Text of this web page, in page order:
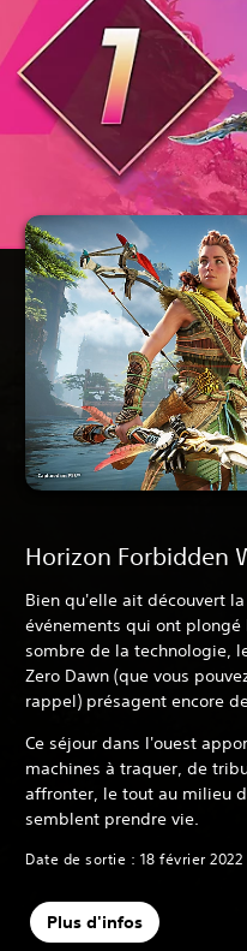
Horizon Forbidden
Bien qu'elle ait découvert
événements qui ont
sombre de la technologie,
Zero Dawn (que vous
rappel) présagent encore
Ce séjour dans l'ouest
machines à traquer, de
affronter, le tout au milieu
semblent prendre vie.
Date de sortie : 18 février 2022
Plus d'infos